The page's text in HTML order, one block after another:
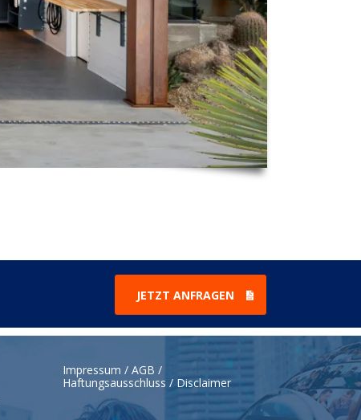
JETZT ANFRAGEN
Impressum / AGB /
Haftungsausschluss / Disclaimer